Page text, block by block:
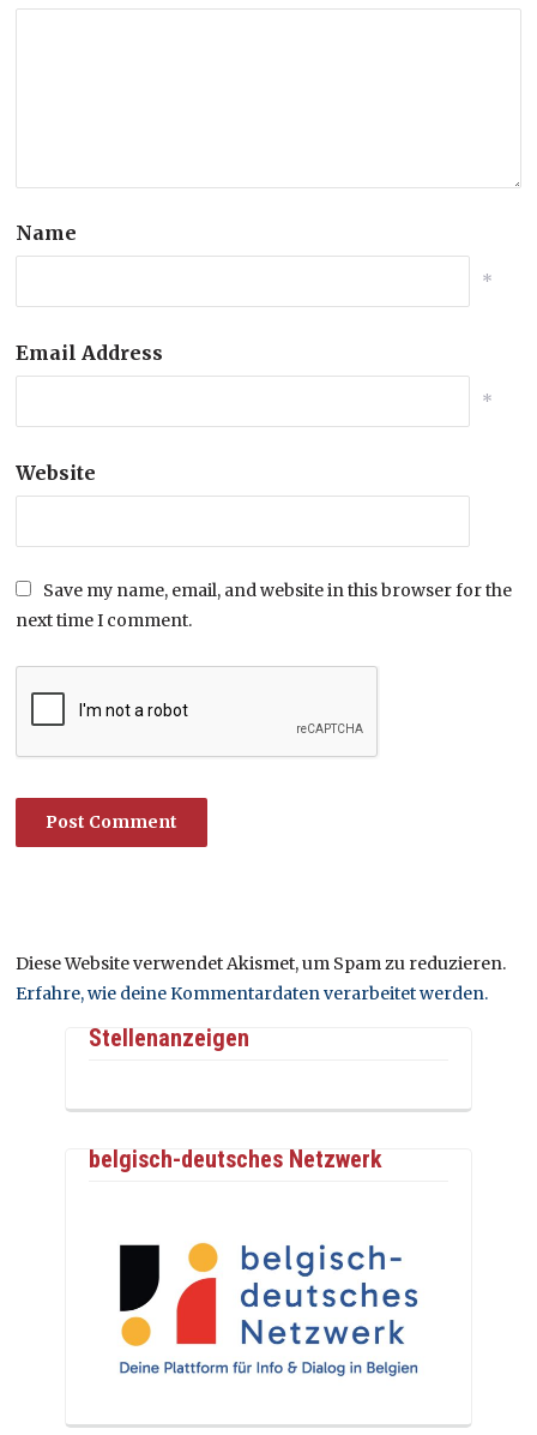
Name
*
Email Address
*
Website
Save my name, email, and website in this browser for the
next time I comment.
Diese Website verwendet Akismet, um Spam zu reduzieren.
Erfahre, wie deine Kommentardaten verarbeitet werden.
Stellenanzeigen
belgisch-deutsches Netzwerk